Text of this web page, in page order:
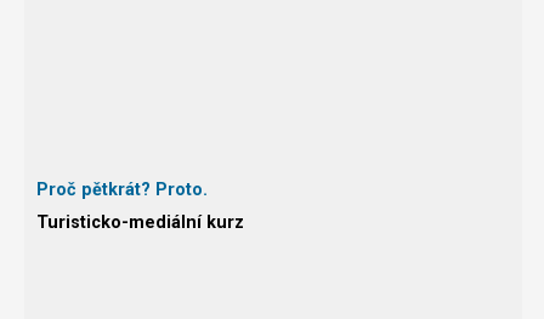
Proč pětkrát? Proto.
Turisticko-mediální kurz